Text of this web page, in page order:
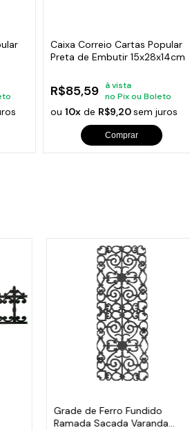
Ver Tudo
Caixa Correio Cartas Popular
Preta de Embutir 15x28x14cm
R$85,59
à vista
no Pix ou Boleto
ou 10xde R$9,20sem juros
Comprar
Grade de Ferro Fundido
Ramada Sacada Varanda